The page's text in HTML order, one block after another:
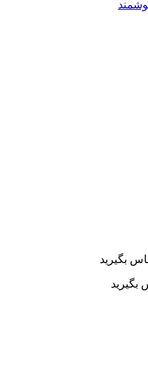
بگیرید